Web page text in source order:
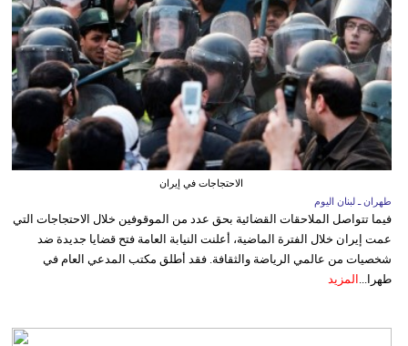
الاحتجاجات في إيران
طهران ـ لبنان اليوم
فيما تتواصل الملاحقات القضائية بحق عدد من الموقوفين خلال الاحتجاجات التي
عمت إيران خلال الفترة الماضية، أعلنت النيابة العامة فتح قضايا جديدة ضد
شخصيات من عالمي الرياضة والثقافة. فقد أطلق مكتب المدعي العام في
طهرا... المزيد